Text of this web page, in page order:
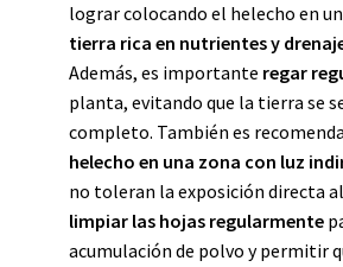
lograr colocando el helecho en
tierra rica en nutrientes y
Además, es importante regar
planta, evitando que la tierra se
completo. También es
helecho en una zona con luz
no toleran la exposición directa
limpiar las hojas regularmente
acumulación de polvo y permitir